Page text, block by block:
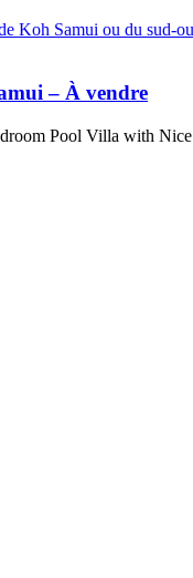
Koh Samui ou du sud-
– À vendre